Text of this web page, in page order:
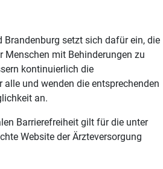
Brandenburg setzt sich dafür ein, die
Menschen mit Behinderungen zu
kontinuierlich die
und wenden die entsprechenden
an.
Barrierefreiheit gilt für die unter
Website der Ärzteversorgung